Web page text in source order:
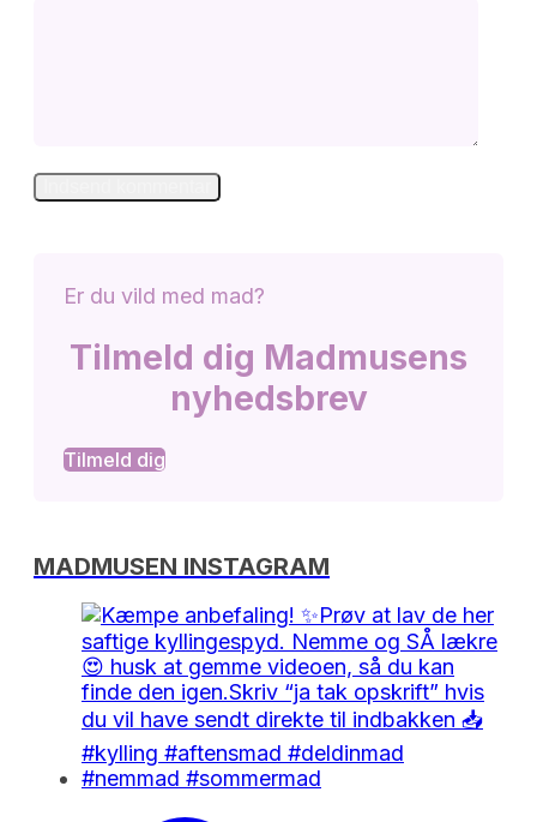
Er du vild med mad?
Tilmeld dig Madmusens
nyhedsbrev
Tilmeld dig
MADMUSEN INSTAGRAM